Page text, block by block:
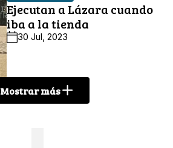
Ejecutan a Lázara cuando
iba a la tienda
30 Jul, 2023
Mostrar más